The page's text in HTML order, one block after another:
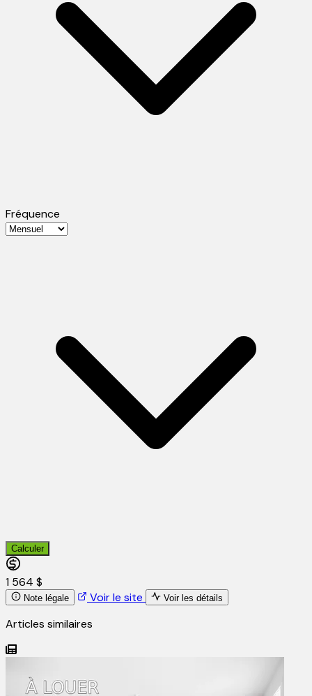
Fréquence
Calculer
1 564 $
Note légale Voir le site Voir les détails
Articles similaires